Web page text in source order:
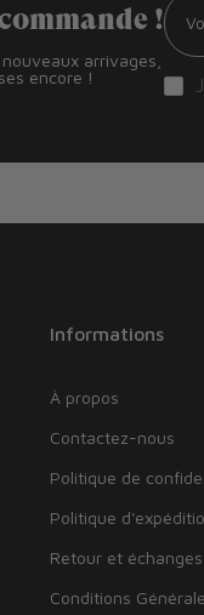
!
arrivages,
encore !
Informations
À propos
Contactez-nous
Politique de
Politique
Retour et échanges
Conditions